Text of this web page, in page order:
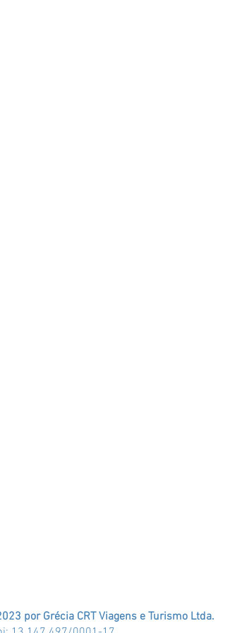
por Grécia CRT Viagens e Turismo Ltda.